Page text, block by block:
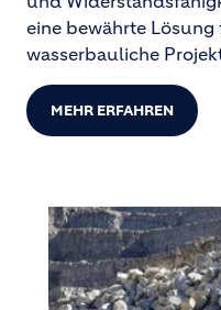
eine bewährte
wasserbauliche
MEHR ERFAHREN